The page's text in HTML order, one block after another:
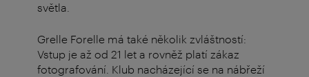
světla.
Grelle Forelle má také několik zvláštností:
Vstup je až od 21 let a rovněž platí zákaz
fotografování. Klub nacházející se na nábřeží